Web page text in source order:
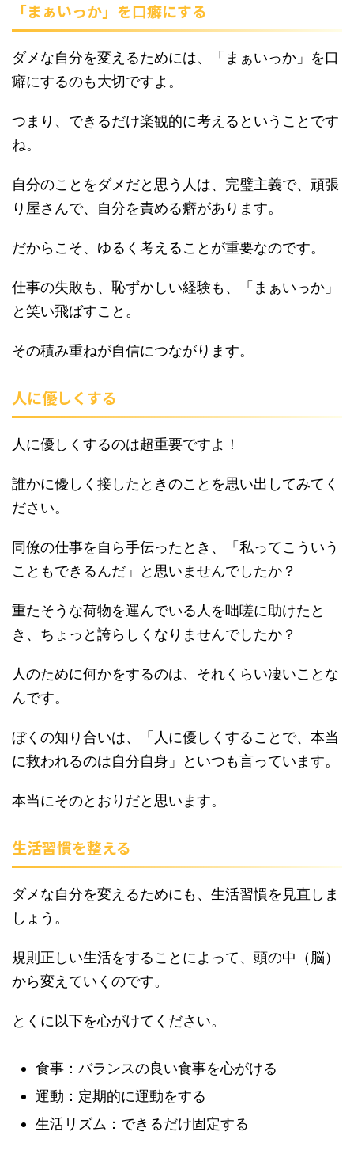
「まぁいっか」を口癖にする
ダメな自分を変えるためには、「まぁいっか」を口
癖にするのも大切ですよ。
つまり、できるだけ楽観的に考えるということです
ね。
自分のことをダメだと思う人は、完璧主義で、頑張
り屋さんで、自分を責める癖があります。
だからこそ、ゆるく考えることが重要なのです。
仕事の失敗も、恥ずかしい経験も、「まぁいっか」
と笑い飛ばすこと。
その積み重ねが自信につながります。
人に優しくする
人に優しくするのは超重要ですよ！
誰かに優しく接したときのことを思い出してみてく
ださい。
同僚の仕事を自ら手伝ったとき、「私ってこういう
こともできるんだ」と思いませんでしたか？
重たそうな荷物を運んでいる人を咄嗟に助けたと
き、ちょっと誇らしくなりませんでしたか？
人のために何かをするのは、それくらい凄いことな
んです。
ぼくの知り合いは、「人に優しくすることで、本当
に救われるのは自分自身」といつも言っています。
本当にそのとおりだと思います。
生活習慣を整える
ダメな自分を変えるためにも、生活習慣を見直しま
しょう。
規則正しい生活をすることによって、頭の中（脳）
から変えていくのです。
とくに以下を心がけてください。
食事：バランスの良い食事を心がける
運動：定期的に運動をする
生活リズム：できるだけ固定する